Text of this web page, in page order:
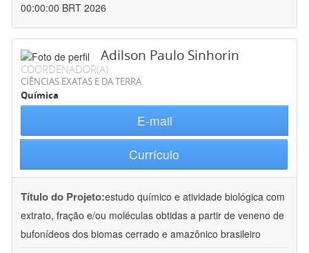
00:00:00 BRT 2026
Adilson Paulo Sinhorin
COORDENADOR(A)
CIÊNCIAS EXATAS E DA TERRA
Química
E-mail
Currículo
Título do Projeto:estudo químico e atividade biológica com
extrato, fração e/ou moléculas obtidas a partir de veneno de
bufonídeos dos biomas cerrado e amazônico brasileiro